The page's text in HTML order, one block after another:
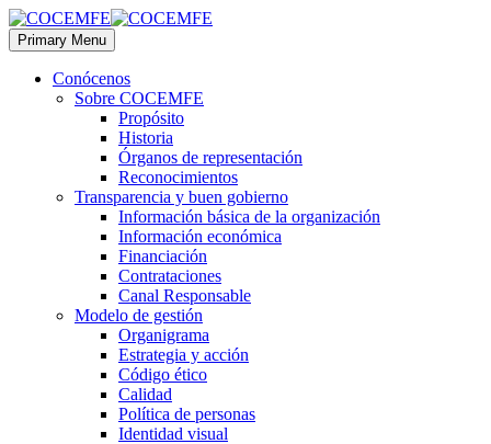
Primary Menu
Conócenos
Sobre COCEMFE
Propósito
Historia
Órganos de representación
Reconocimientos
Transparencia y buen gobierno
Información básica de la organización
Información económica
Financiación
Contrataciones
Canal Responsable
Modelo de gestión
Organigrama
Estrategia y acción
Código ético
Calidad
Política de personas
Identidad visual